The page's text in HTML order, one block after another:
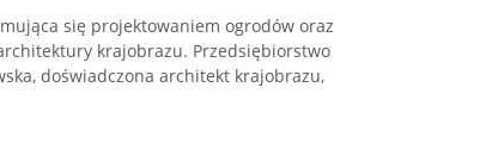
się projektowaniem ogrodów oraz
krajobrazu. Przedsiębiorstwo
doświadczona architekt krajobrazu,